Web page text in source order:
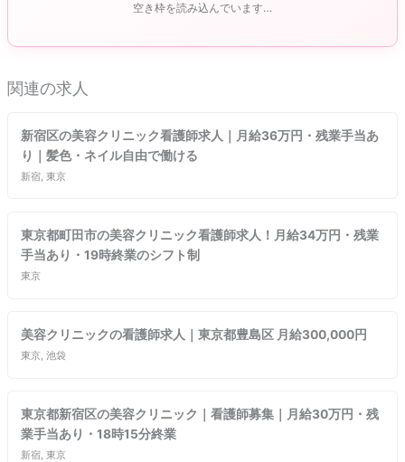
空き枠を読み込んでいます…
関連の求人
新宿区の美容クリニック看護師求人｜月給36万円・残業手当あ
り｜髪色・ネイル自由で働ける
新宿, 東京
東京都町田市の美容クリニック看護師求人！月給34万円・残業
手当あり・19時終業のシフト制
東京
美容クリニックの看護師求人｜東京都豊島区 月給300,000円
東京, 池袋
東京都新宿区の美容クリニック｜看護師募集｜月給30万円・残
業手当あり・18時15分終業
新宿, 東京